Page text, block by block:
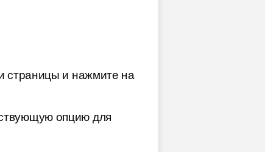
страницы и нажмите на
опцию для